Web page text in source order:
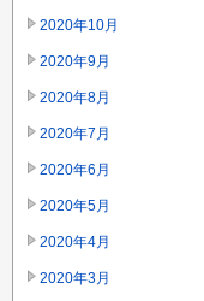
2020年10月
2020年9月
2020年8月
2020年7月
2020年6月
2020年5月
2020年4月
2020年3月